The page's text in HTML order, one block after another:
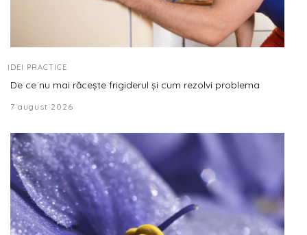
IDEI PRACTICE
De ce nu mai răcește frigiderul și cum rezolvi problema
7 august 2026